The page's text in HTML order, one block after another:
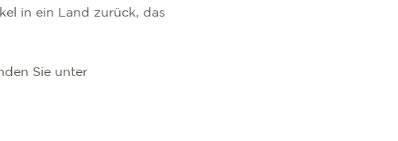
in ein Land zurück, das
Sie unter